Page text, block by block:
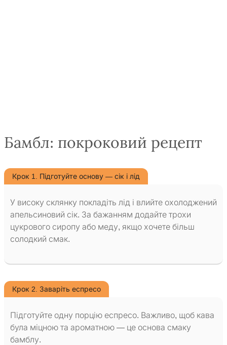
Бамбл: покроковий рецепт
Крок 1. Підготуйте основу — сік і лід
У високу склянку покладіть лід і влийте охолоджений
апельсиновий сік. За бажанням додайте трохи
цукрового сиропу або меду, якщо хочете більш
солодкий смак.
Крок 2. Заваріть еспресо
Підготуйте одну порцію еспресо. Важливо, щоб кава
була міцною та ароматною — це основа смаку
бамблу.